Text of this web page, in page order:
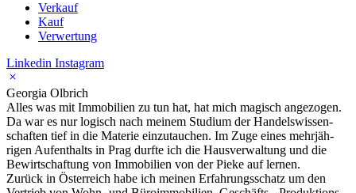
Verkauf
Kauf
Verwer­tung
Linkedin Instagram
Georgia Olbrich
Alles was mit Immo­bi­lien zu tun hat, hat mich magisch ange­zogen.
Da war es nur logisch nach meinem Studium der Handels­wis­sen­
schaften tief in die Materie einzu­tau­chen. Im Zuge eines mehr­jäh­
rigen Aufent­halts in Prag durfte ich die Haus­ver­wal­tung und die
Bewirt­schaf­tung von Immo­bi­lien von der Pieke auf lernen.
Zurück in Öster­reich habe ich meinen Erfah­rungs­schatz um den